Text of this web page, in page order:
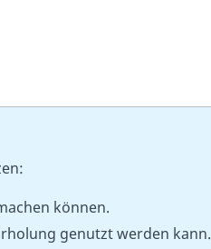
können.
genutzt werden kann.